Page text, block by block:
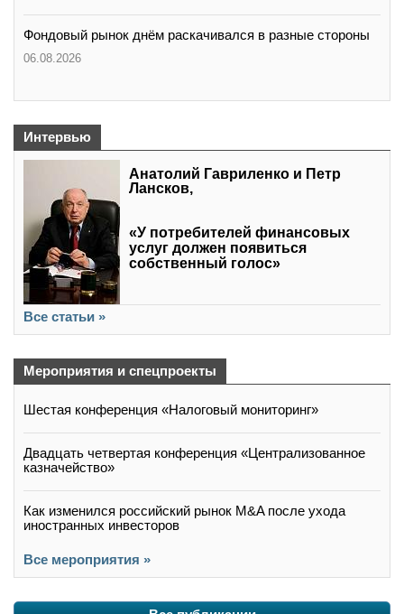
Фондовый рынок днём раскачивался в разные стороны
06.08.2026
Интервью
Анатолий Гавриленко и Петр
Лансков,
«У потребителей финансовых
услуг должен появиться
собственный голос»
Все статьи »
Мероприятия и спецпроекты
Шестая конференция «Налоговый мониторинг»
Двадцать четвертая конференция «Централизованное
казначейство»
Как изменился российский рынок M&A после ухода
иностранных инвесторов
Все мероприятия »